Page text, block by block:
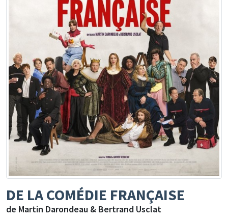
DE LA COMÉDIE FRANÇAISE
de Martin Darondeau & Bertrand Usclat